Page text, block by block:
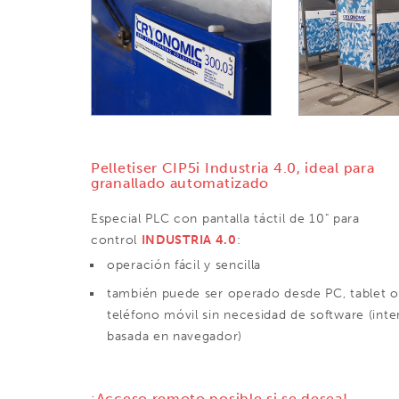
Pelletiser CIP5i Industria 4.0, ideal para
granallado automatizado
Especial PLC con pantalla táctil de 10" para
control INDUSTRIA 4.0:
operación fácil y sencilla
también puede ser operado desde PC, tablet o
teléfono móvil sin necesidad de software
basada en navegador)